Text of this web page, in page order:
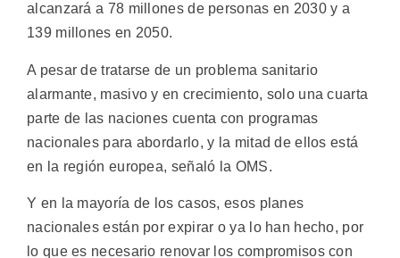
alcanzará a 78 millones de personas en 2030 y a
139 millones en 2050.
A pesar de tratarse de un problema sanitario
alarmante, masivo y en crecimiento, solo una cuarta
parte de las naciones cuenta con programas
nacionales para abordarlo, y la mitad de ellos está
en la región europea, señaló la OMS.
Y en la mayoría de los casos, esos planes
nacionales están por expirar o ya lo han hecho, por
lo que es necesario renovar los compromisos con